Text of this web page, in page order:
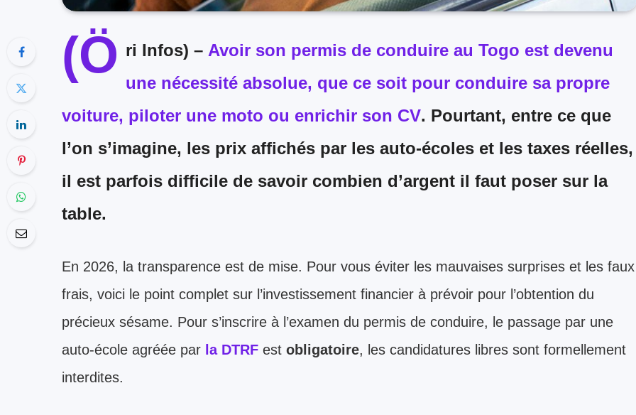
(Ö ri Infos) – Avoir son permis de conduire au Togo est devenu
une nécessité absolue, que ce soit pour conduire sa propre
voiture, piloter une moto ou enrichir son CV. Pourtant, entre ce que
l’on s’imagine, les prix affichés par les auto-écoles et les taxes réelles,
il est parfois difficile de savoir combien d’argent il faut poser sur la
table.
En 2026, la transparence est de mise. Pour vous éviter les mauvaises surprises et les faux
frais, voici le point complet sur l’investissement financier à prévoir pour l’obtention du
précieux sésame. Pour s’inscrire à l’examen du permis de conduire, le passage par une
auto-école agréée par la DTRF est obligatoire, les candidatures libres sont formellement
interdites.